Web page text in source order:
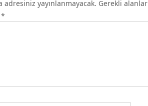
adresiniz yayınlanmayacak. Gerekli alanlar
*